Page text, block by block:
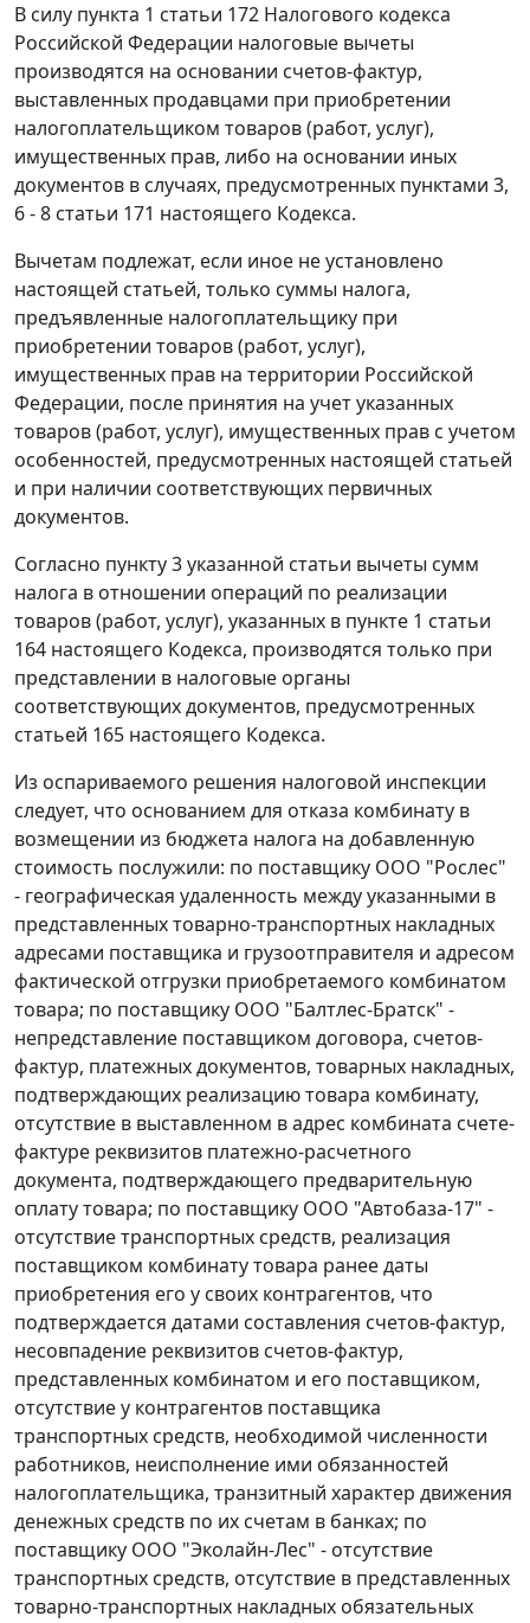
В силу пункта 1 статьи 172 Налогового кодекса
Российской Федерации налоговые вычеты
производятся на основании счетов-фактур,
выставленных продавцами при приобретении
налогоплательщиком товаров (работ, услуг),
имущественных прав, либо на основании иных
документов в случаях, предусмотренных пунктами 3,
6 - 8 статьи 171 настоящего Кодекса.
Вычетам подлежат, если иное не установлено
настоящей статьей, только суммы налога,
предъявленные налогоплательщику при
приобретении товаров (работ, услуг),
имущественных прав на территории Российской
Федерации, после принятия на учет указанных
товаров (работ, услуг), имущественных прав с учетом
особенностей, предусмотренных настоящей статьей
и при наличии соответствующих первичных
документов.
Согласно пункту 3указанной статьи вычеты сумм
налога в отношении операций по реализации
товаров (работ, услуг), указанных в пункте 1 статьи
164 настоящего Кодекса, производятся только при
представлении в налоговые органы
соответствующих документов, предусмотренных
статьей 165 настоящего Кодекса.
Из оспариваемого решения налоговой инспекции
следует, что основанием для отказа комбинату в
возмещении из бюджета налога на добавленную
стоимость послужили: по поставщику ООО "Рослес"
- географическая удаленность между указанными в
представленных товарно-транспортных накладных
адресами поставщика и грузоотправителя и адресом
фактической отгрузки приобретаемого комбинатом
товара; по поставщику ООО "Балтлес-Братск" -
непредставление поставщиком договора, счетов-
фактур, платежных документов, товарных накладных,
подтверждающих реализацию товара комбинату,
отсутствие в выставленном в адрес комбината счете-
фактуре реквизитов платежно-расчетного
документа, подтверждающего предварительную
оплату товара; по поставщику ООО "Автобаза-17" -
отсутствие транспортных средств, реализация
поставщиком комбинату товара ранее даты
приобретения его у своих контрагентов, что
подтверждается датами составления счетов-фактур,
несовпадение реквизитов счетов-фактур,
представленных комбинатом и его поставщиком,
отсутствие у контрагентов поставщика
транспортных средств, необходимой численности
работников, неисполнение ими обязанностей
налогоплательщика, транзитный характер движения
денежных средств по их счетам в банках; по
поставщику ООО "Эколайн-Лес" - отсутствие
транспортных средств, отсутствие в представленных
товарно-транспортных накладных обязательных